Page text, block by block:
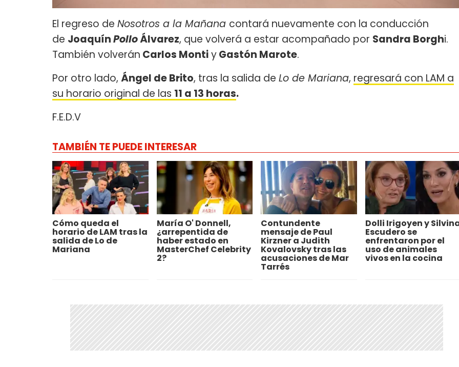
El regreso de Nosotros a la Mañana contará nuevamente con la conducción
de JoaquínPolloÁlvarez, que volverá a estar acompañado por Sandra Borghi.
También volverán Carlos MontiyGastón Marote.
Por otro lado, Ángel de Brito, tras la salida de Lo de Mariana, regresará con LAM a
su horario original de las 11 a 13 horas.
F.E.D.V
TAMBIÉN TE PUEDE INTERESAR
Cómo queda el
horario de LAM tras la
salida de Lo de
Mariana
María O' Donnell,
¿arrepentida de
haber estado en
MasterChef Celebrity
2?
Contundente
mensaje de Paul
Kirzner a Judith
Kovalovsky tras las
acusaciones de Mar
Tarrés
Dolli Irigoyen y
Escudero se
enfrentaron por el
uso de animales
vivos en la cocina